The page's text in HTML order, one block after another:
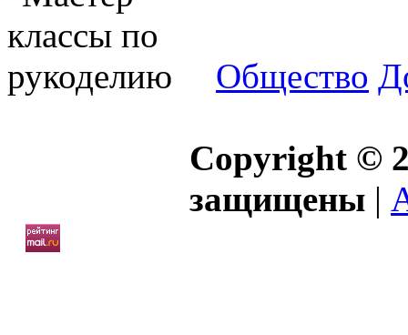
Общество
Copyright ©
защищены |